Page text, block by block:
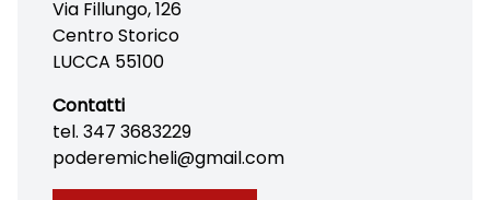
Via Fillungo, 126
Centro Storico
LUCCA 55100
Contatti
tel. 347 3683229
poderemicheli@gmail.com